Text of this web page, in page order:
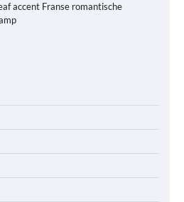
accent Franse romantische